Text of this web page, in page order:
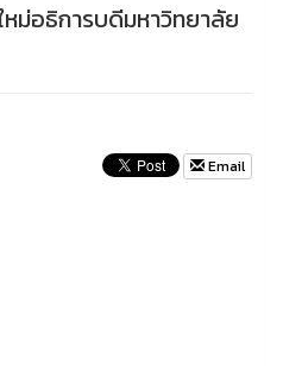
ม่อธิการบดีมหาวิทยาลัย
Email